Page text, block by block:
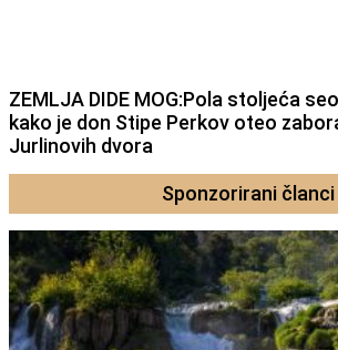
ZEMLJA DIDE MOG:Pola stoljeća
kako je don Stipe Perkov oteo zaboravu baštinu
Jurlinovih dvora
Sponzorirani članci